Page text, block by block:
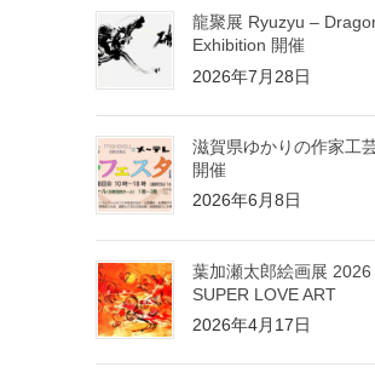
龍聚展 Ryuzyu –
Exhibition 開催
2026年7月28日
滋賀県ゆかりの作家工
開催
2026年6月8日
葉加瀬太郎絵画展 2026
SUPER LOVE ART
2026年4月17日